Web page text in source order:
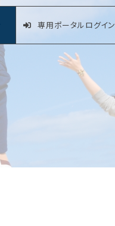
専用ポータルログイン